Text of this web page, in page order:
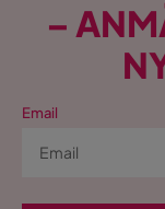
Färg
Bäddriktning
–
Email